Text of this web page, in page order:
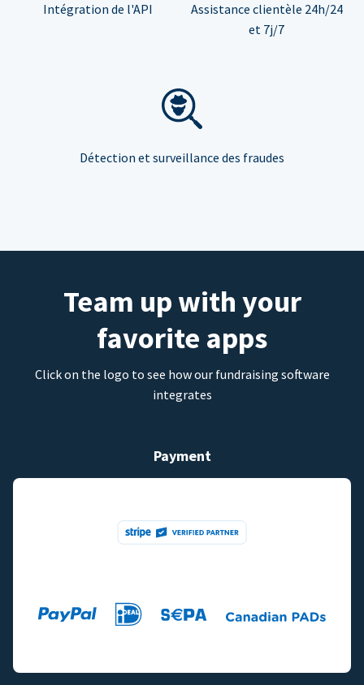
Intégration de l'API
Assistance clientèle 24h/24
et 7j/7
Détection et surveillance des fraudes
Team up with your
favorite apps
Click on the logo to see how our fundraising software
integrates
Payment